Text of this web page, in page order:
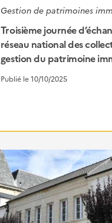
Gestion de patrimoines
Troisième journée
réseau national des
gestion du patrimoine
Publié le 10/10/2025